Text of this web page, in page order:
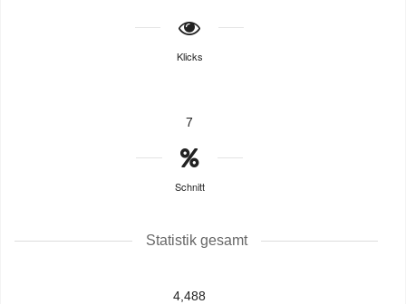
Klicks
7
Schnitt
Statistik gesamt
4,488